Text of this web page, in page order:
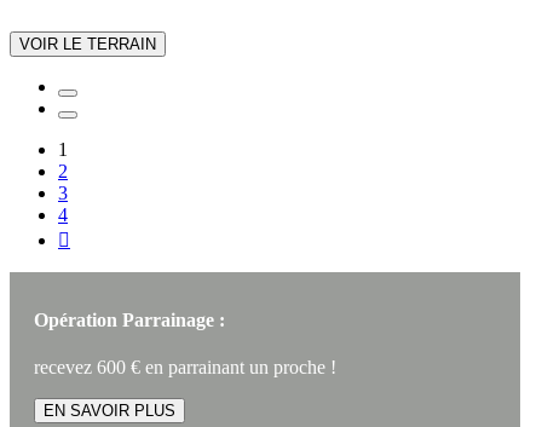
VOIR LE TERRAIN
1
2
3
4

Opération Parrainage :
recevez 600 € en parrainant un proche !
EN SAVOIR PLUS